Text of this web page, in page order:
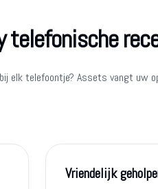
telefonische
elk telefoontje? Assets vangt uw
Vriendelijk